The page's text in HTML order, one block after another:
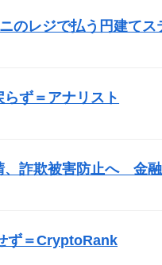
のレジで払う円建てス
ず＝アナリスト
、詐欺被害防止へ 金
ず＝CryptoRank